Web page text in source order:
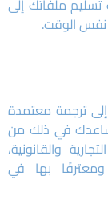
ملفاتك إلى
الوقت.
ترجمة معتمدة
نساعدك في ذلك من
والقانونية،
بها في